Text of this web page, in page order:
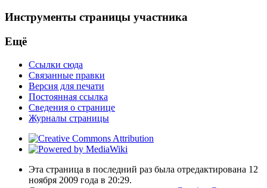
Инструменты страницы участника
Ещё
Ссылки сюда
Связанные правки
Версия для печати
Постоянная ссылка
Сведения о странице
Журналы страницы
Эта страница в последний раз была отредактирована 12
ноября 2009 года в 20:29.